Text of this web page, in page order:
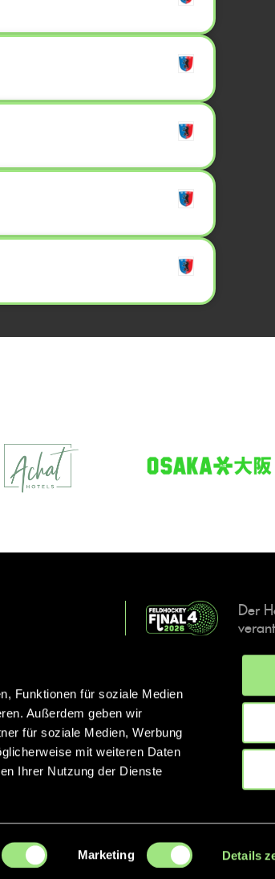
Funktionen für soziale Medien
Außerdem geben wir
für soziale Medien, Werbung
mit weiteren Daten
Ihrer Nutzung der Dienste
Marketing Details
Der
IMPRESSUM